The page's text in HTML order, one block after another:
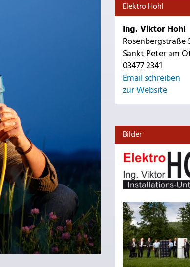
Elektro Hohl
Ing. Viktor Hohl
Rosenbergstraße
Sankt Peter am
03477 2341
Email schreiben
zur Website
Bilder